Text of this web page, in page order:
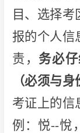
目、选择
报的个人信
责，务必
（必须与
考证上的信
例：悦--悅